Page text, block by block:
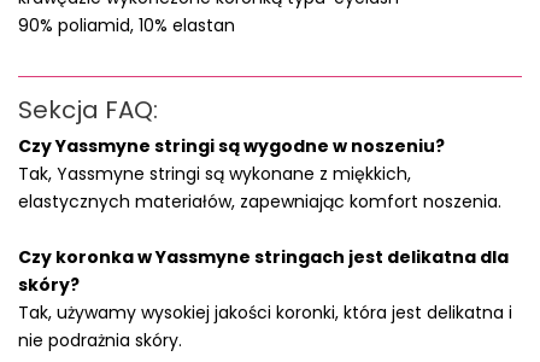
90% poliamid, 10% elastan
Sekcja FAQ:
Czy Yassmyne stringi są wygodne w noszeniu?
Tak, Yassmyne stringi są wykonane z miękkich,
elastycznych materiałów, zapewniając komfort noszenia.
Czy koronka w Yassmyne stringach jest delikatna dla
skóry?
Tak, używamy wysokiej jakości koronki, która jest delikatna i
nie podrażnia skóry.